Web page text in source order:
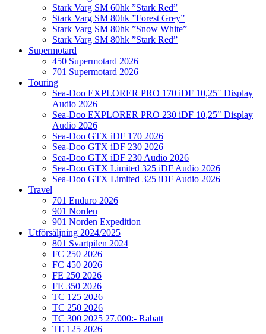
Stark Varg SM 60hk ”Stark Red”
Stark Varg SM 80hk ”Forest Grey”
Stark Varg SM 80hk ”Snow White”
Stark Varg SM 80hk ”Stark Red”
Supermotard
450 Supermotard 2026
701 Supermotard 2026
Touring
Sea-Doo EXPLORER PRO 170 iDF 10,25″ Display
Audio 2026
Sea-Doo EXPLORER PRO 230 iDF 10,25″ Display
Audio 2026
Sea-Doo GTX iDF 170 2026
Sea-Doo GTX iDF 230 2026
Sea-Doo GTX iDF 230 Audio 2026
Sea-Doo GTX Limited 325 iDF Audio 2026
Sea-Doo GTX Limited 325 iDF Audio 2026
Travel
701 Enduro 2026
901 Norden
901 Norden Expedition
Utförsäljning 2024/2025
801 Svartpilen 2024
FC 250 2026
FC 450 2026
FE 250 2026
FE 350 2026
TC 125 2026
TC 250 2026
TC 300 2025 27.000:- Rabatt
TE 125 2026